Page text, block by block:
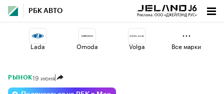
РБК АВТО
Lada Omoda Volga
Changan
Все марки
РЫНОК19 июня